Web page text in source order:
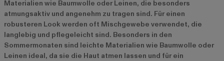
Materialien wie Baumwolle oder Leinen, die besonders
atmungsaktiv und angenehm zu tragen sind. Für einen
robusteren Look werden oft Mischgewebe verwendet, die
langlebig und pflegeleicht sind. Besonders in den
Sommermonaten sind leichte Materialien wie Baumwolle oder
Leinen ideal, da sie die Haut atmen lassen und für ein